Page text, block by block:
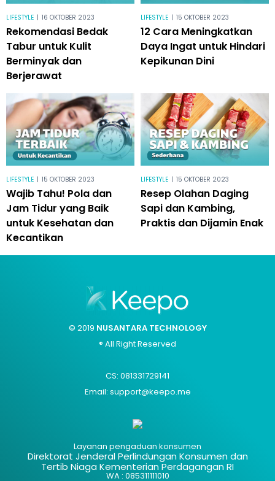
LIFESTYLE | 16 OKTOBER 2023
Rekomendasi Bedak
Tabur untuk Kulit
Berminyak dan
Berjerawat
LIFESTYLE | 15 OKTOBER 2023
12 Cara Meningkatkan
Daya Ingat untuk Hindari
Kepikunan Dini
LIFESTYLE | 15 OKTOBER 2023
Wajib Tahu! Pola dan
Jam Tidur yang Baik
untuk Kesehatan dan
Kecantikan
LIFESTYLE | 15 OKTOBER 2023
Resep Olahan Daging
Sapi dan Kambing,
Praktis dan Dijamin Enak
© 2019 NUSANTARA TECHNOLOGY
® All Right Reserved
CS: 081331729141
Email: support@keepo.me
Layanan pengaduan konsumen
Direktorat Jenderal Perlindungan Konsumen dan
Tertib Niaga Kementerian Perdagangan RI
WA : 085311111010